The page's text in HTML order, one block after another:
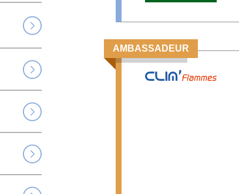
AMBASSADEUR